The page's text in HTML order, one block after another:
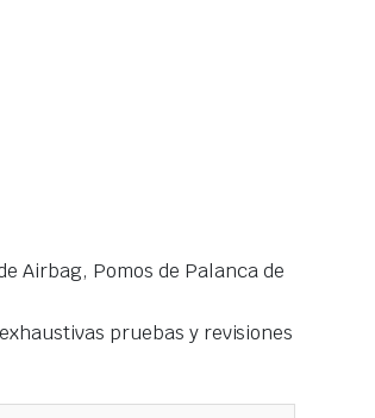
Airbag, Pomos de Palanca de
pruebas y revisiones